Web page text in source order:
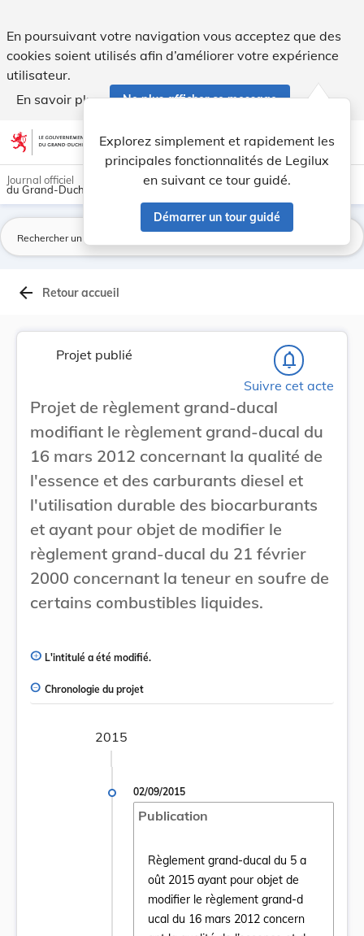
En poursuivant votre navigation vous acceptez que des
cookies soient utilisés afin d’améliorer votre expérience
utilisateur.
En savoir plus
Ne plus afficher ce message
Aller au contenu account_circle help Aide
Explorez simplement et rapidement les
principales fonctionnalités de Legilux
en suivant ce tour guidé.
Démarrer un tour guidé
light_mode dark_mode
Journal officiel
du Grand-Duché de Luxembourg
arrow_back Retour accueil
Projet publié notifications_none
Suivre cet acte
Projet de règlement grand-ducal
modifiant le règlement grand-ducal du
16 mars 2012 concernant la qualité de
l'essence et des carburants diesel et
l'utilisation durable des biocarburants
et ayant pour objet de modifier le
règlement grand-ducal du 21 février
2000 concernant la teneur en soufre de
certains combustibles liquides.
L'intitulé a été modifié.
Chronologie du projet
2015
02/09/2015
Publication
Règlement grand-ducal du 5 a
oût 2015 ayant pour objet de
modifier le règlement grand-d
ucal du 16 mars 2012 concern